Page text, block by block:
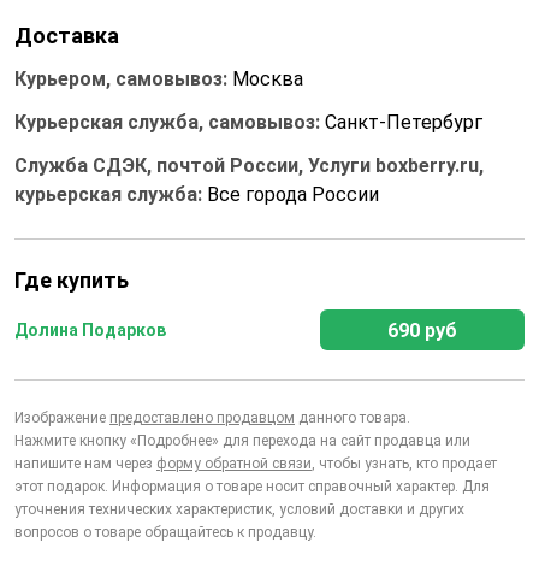
Доставка
Курьером, самовывоз: Москва
Курьерская служба, самовывоз: Санкт-Петербург
Служба СДЭК, почтой России, Услуги boxberry.ru,
курьерская служба: Все города России
Где купить
Долина Подарков 690 руб
Изображение предоставлено продавцом данного товара.
Нажмите кнопку «Подробнее» для перехода на сайт продавца или
напишите нам через форму обратной связи, чтобы узнать, кто продает
этот подарок. Информация о товаре носит справочный характер. Для
уточнения технических характеристик, условий доставки и других
вопросов о товаре обращайтесь к продавцу.